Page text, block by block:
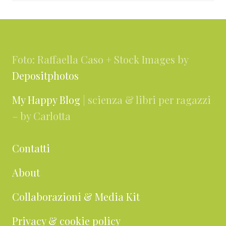
Foto: Raffaella Caso + Stock Images by
Depositphotos
My Happy Blog | scienza & libri per ragazzi
– by Carlotta
Contatti
About
Collaborazioni & Media Kit
Privacy & cookie policy